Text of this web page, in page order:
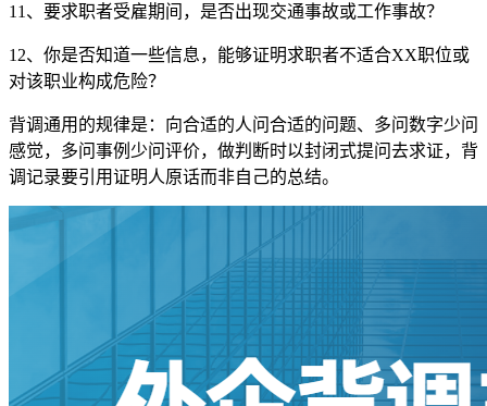
11、要求职者受雇期间，是否出现交通事故或工作事故？
12、你是否知道一些信息，能够证明求职者不适合XX职位或
对该职业构成危险？
背调通用的规律是：向合适的人问合适的问题、多问数字少问
感觉，多问事例少问评价，做判断时以封闭式提问去求证，背
调记录要引用证明人原话而非自己的总结。